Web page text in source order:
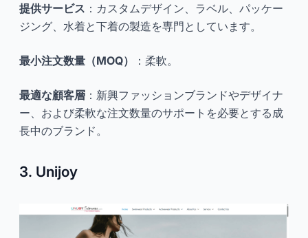
提供サービス ：カスタムデザイン、ラベル、パッケー
ジング、水着と下着の製造を専門としています。
最小注文数量（MOQ） ：柔軟。
最適な顧客層 ：新興ファッションブランドやデザイナ
ー、および柔軟な注文数量のサポートを必要とする成
長中のブランド。
3. Unijoy